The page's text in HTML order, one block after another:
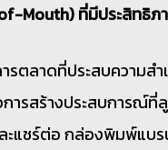
Mouth) ที่มีประสิทธิภ
รตลาดที่ประสบความสำ
ารสร้างประสบการณ์ที่
ะแชร์ต่อ กล่องพิมพ์แบ